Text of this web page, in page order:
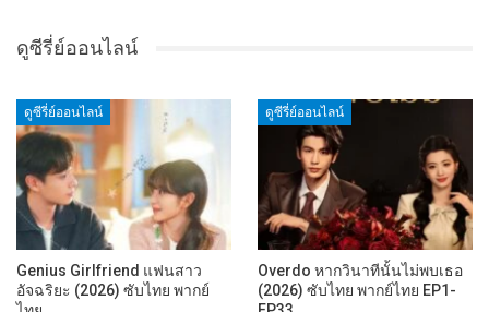
ดูซีรี่ย์ออนไลน์
ดูซีรี่ย์ออนไลน์
Genius Girlfriend แฟนสาว
อัจฉริยะ (2026) ซับไทย พากย์
ดูซีรี่ย์ออนไลน์
Overdo หากวินาทีนั้นไม่พบเธอ
(2026) ซับไทย พากย์ไทย EP1-